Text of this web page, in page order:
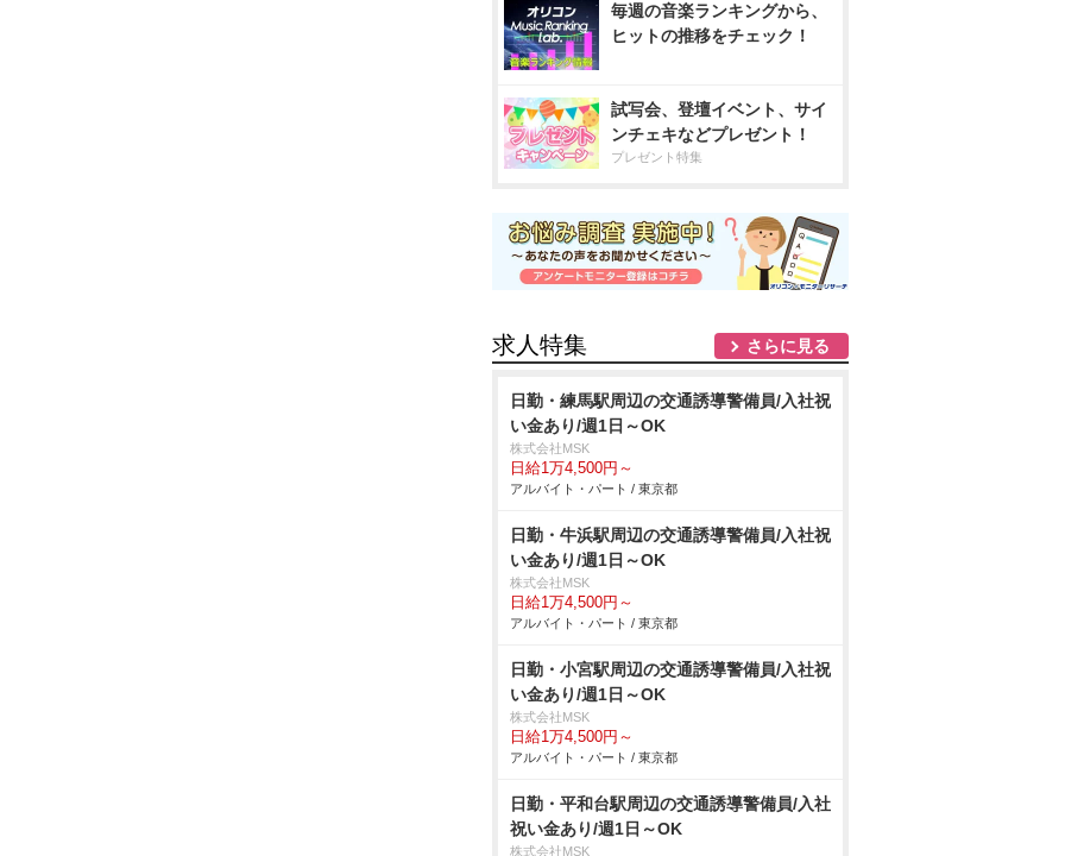
毎週の音楽ランキングから、
ヒットの推移をチェック！
試写会、登壇イベント、サイ
ンチェキなどプレゼント！
プレゼント特集
求人特集 さらに見る
日勤・練馬駅周辺の交通誘導警備員/入社祝
い金あり/週1日～OK
株式会社MSK
日給1万4,500円～
アルバイト・パート / 東京都
日勤・牛浜駅周辺の交通誘導警備員/入社祝
い金あり/週1日～OK
株式会社MSK
日給1万4,500円～
アルバイト・パート / 東京都
日勤・小宮駅周辺の交通誘導警備員/入社祝
い金あり/週1日～OK
株式会社MSK
日給1万4,500円～
アルバイト・パート / 東京都
日勤・平和台駅周辺の交通誘導警備員/入社
祝い金あり/週1日～OK
株式会社MSK